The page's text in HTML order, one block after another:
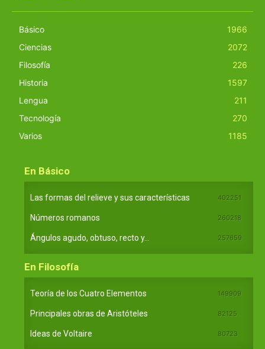
Básico
1966
Ciencias
2072
Filosofía
226
Historia
1597
Lengua
211
Tecnología
270
Varios
1185
En Básico
Las formas del relieve y sus características 402251
Números romanos 260218
Ángulos agudo, obtuso, recto y... 257659
En Filosofía
Teoría de los Cuatro Elementos 149909
Principales obras de Aristóteles 82125
Ideas de Voltaire 80723